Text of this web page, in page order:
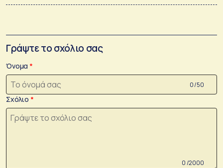
Γράψτε το σχόλιο σας
Όνομα
0 /50
Σχόλιο
0 /2000